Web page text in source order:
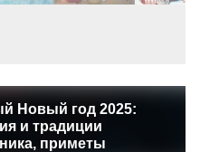
Новый год 2025:
и традиции
приметы